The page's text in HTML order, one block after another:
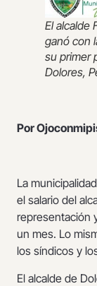
El alcalde
ganó con
su primer
Dolores,
Por
La
el salario del
representación
un mes. Lo
los síndicos y
El alcalde de